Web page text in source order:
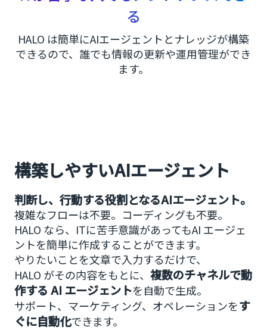
る
HALO は簡単にAIエージェントとナレッジが構築
できるので、誰でも情報の更新や運用管理ができ
ます。
構築しやすいAIエージェント
判断し、行動する役割となるAIエージェント。
複雑なフローは不要。コーディングも不要。
HALO なら、ITに苦手意識があってもAI エージェ
ントを簡単に作成することができます。
やりたいことを文章で入力するだけで、
HALO がその内容をもとに、 複数のチャネルで動
作する AI エージェントを自動で生成。
サポート、マーケティング、オペレーションをす
ぐに自動化できます。